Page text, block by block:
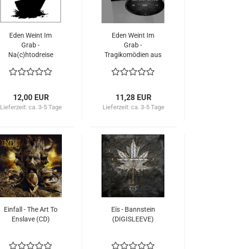
Eden Weint Im
Grab -
Na(c)htodreise
12,00 EUR
Lieferzeit: ca. 3-5 Tage
Eden Weint Im
Grab -
Tragikomödien aus
(DigiCD)
11,28 EUR
Lieferzeit: ca. 3-5 Tage
Einfall - The Art To
Enslave (CD)
Eïs - Bannstein
(DIGISLEEVE)